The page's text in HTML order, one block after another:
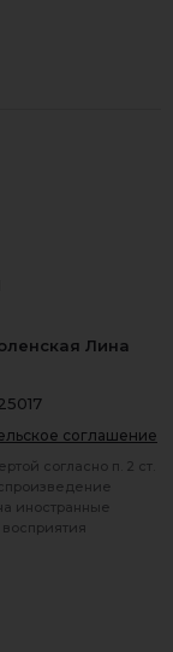
Лина
соглашение
согласно п. 2 ст.
иностранные